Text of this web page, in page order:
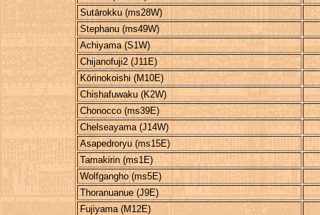
Sutārokku (ms28W)
Stephanu (ms49W)
Achiyama (S1W)
Chijanofuji2 (J11E)
Kōrinokoishi (M10E)
Chishafuwaku (K2W)
Chonocco (ms39E)
Chelseayama (J14W)
Asapedroryu (ms15E)
Tamakirin (ms1E)
Wolfgangho (ms5E)
Thoranuanue (J9E)
Fujiyama (M12E)